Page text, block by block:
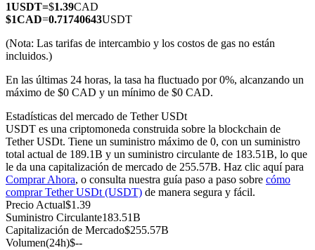
Futuros del USDC
Futuros que utilizan USDC como garantía
1USDT=$1.39CAD
$1CAD=0.71740643USDT
(Nota: Las tarifas de intercambio y los costos de gas no están
incluidos.)
En las últimas 24 horas, la tasa ha fluctuado por 0%, alcanzando un
máximo de $0 CAD y un mínimo de $0 CAD.
Estadísticas del mercado de Tether USDt
USDT es una criptomoneda construida sobre la blockchain de
Tether USDt. Tiene un suministro máximo de 0, con un suministro
total actual de 189.1B y un suministro circulante de 183.51B, lo que
le da una capitalización de mercado de 255.57B. Haz clic aquí para
Comprar Ahora, o consulta nuestra guía paso a paso sobre cómo
comprar Tether USDt (USDT) de manera segura y fácil.
Precio Actual$1.39
Suministro Circulante183.51B
Capitalización de Mercado$255.57B
Volumen(24h)$--